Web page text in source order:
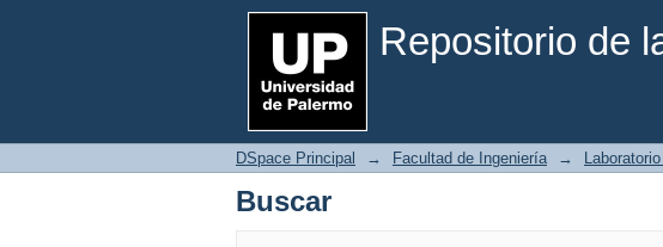
Repositorio de
Buscar
DSpace Principal → Facultad de Ingeniería →
Buscar